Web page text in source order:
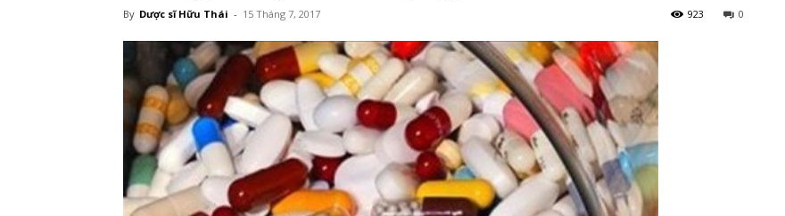
By Dược sĩ Hữu Thái - 15 Tháng 7, 2017 0
923